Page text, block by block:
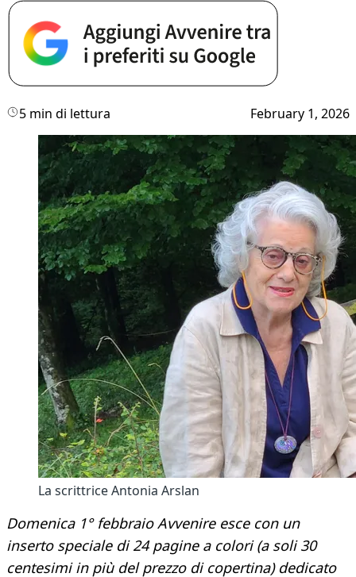
5 min di lettura February 1, 2026
La scrittrice Antonia Arslan
Domenica 1° febbraio Avvenire esce con un
inserto speciale di 24 pagine a colori (a soli 30
centesimi in più del prezzo di copertina) dedicato